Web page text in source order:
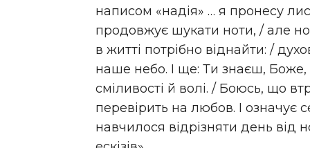
написом «надія» … я пронесу
продовжує шукати ноти, / але
в житті потрібно віднайти: /
наше небо. І ще: Ти знаєш,
сміливості й волі. / Боюсь, що
перевірить на любов. І
навчилося відрізняти день від